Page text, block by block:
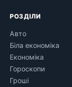
РОЗДІЛИ
Авто
Біла економіка
Економіка
Гороскопи
Гроші